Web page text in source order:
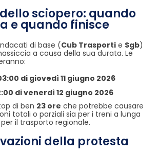
sciopero: quando
e quando finisce
di base (Cub Trasporti e Sgb)
a causa della sua durata. Le
di giovedì 11 giugno 2026
di venerdì 12 giugno 2026
di ben 23 ore che potrebbe causare
totali o parziali sia per i treni a lunga
il trasporto regionale.
della protesta